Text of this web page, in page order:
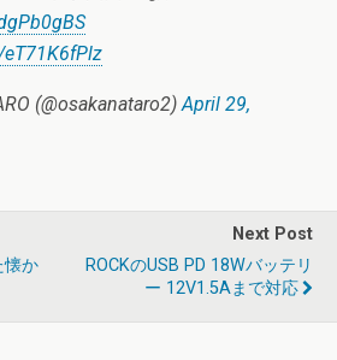
(@osakanataro2)April 29,
懐か
Next Post
ROCKのUSB PD 18Wバッテリ
ー 12V1.5Aまで対応